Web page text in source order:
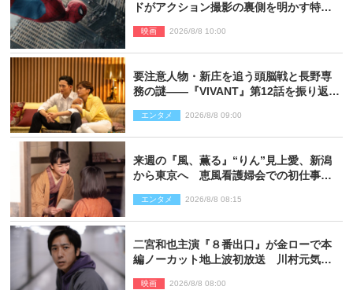
ドがアクション撮影の裏側を明かす特別
映画 2026/8/8 10:00
要注意人物・新庄を追う頭脳戦と長野専
務の謎――『VIVANT』第12話を振り返
エンタメ 2026/8/8 09:00
来週の『風、薫る』“りん”見上愛、新潟
から東京へ 恵風看護婦会での初仕事に
エンタメ 2026/8/8 08:15
二宮和也主演『８番出口』が金ローで本
編ノーカット地上波初放送 川村元気監
映画 2026/8/8 08:00